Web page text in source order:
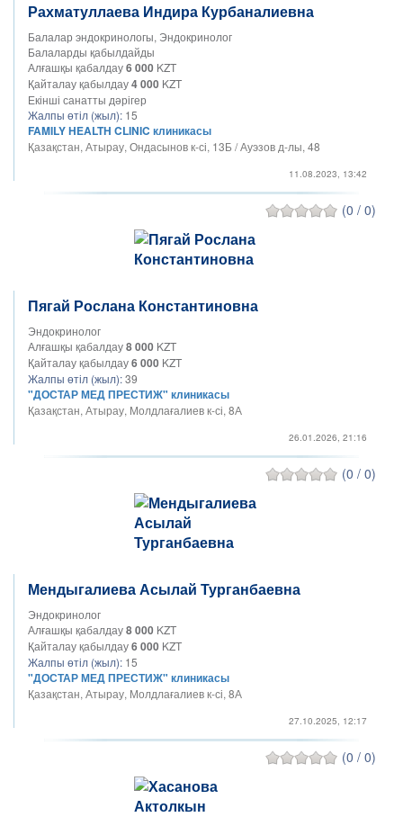
Рахматуллаева Индира Курбаналиевна
Балалар эндокринологы, Эндокринолог
Балаларды қабылдайды
Алғашқы қабалдау6 000 KZT
Қайталау қабылдау4 000 KZT
Екінші санатты дәрігер
Жалпы өтіл (жыл): 15
FAMILY HEALTH CLINIC клиникасы
Қазақстан, Атырау, Ондасынов к-сі, 13Б / Ауэзов д-лы, 48
11.08.2023, 13:42
(0 / 0)
Пягай Рослана Константиновна
Эндокринолог
Алғашқы қабалдау8 000 KZT
Қайталау қабылдау6 000 KZT
Жалпы өтіл (жыл):39
"ДОСТАР МЕД ПРЕСТИЖ" клиникасы
Қазақстан, Атырау, Молдлағалиев к-сі, 8А
26.01.2026, 21:16
(0 / 0)
Мендыгалиева Асылай Турганбаевна
Эндокринолог
Алғашқы қабалдау8 000 KZT
Қайталау қабылдау6 000 KZT
Жалпы өтіл (жыл): 15
"ДОСТАР МЕД ПРЕСТИЖ" клиникасы
Қазақстан, Атырау, Молдлағалиев к-сі, 8А
27.10.2025, 12:17
(0 / 0)